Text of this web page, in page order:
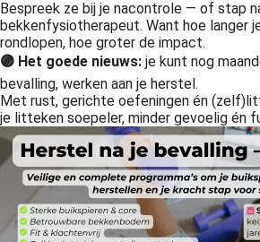
Bespreek ze bij je nacontrole — of stap
bekkenfysiotherapeut. Want hoe langer
rondlopen, hoe groter de impact.
🟣 Het goede nieuws: je kunt nog
bevalling, werken aan je herstel.
Met rust, gerichte oefeningen én
je litteken soepeler, minder gevoelig én